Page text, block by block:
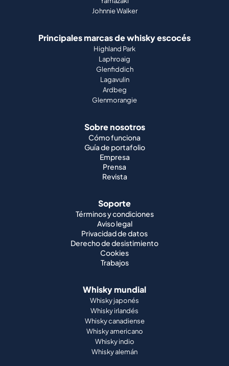
Johnnie Walker
Principales marcas de whisky escocés
Highland Park
Laphroaig
Glenfiddich
Lagavulin
Ardbeg
Glenmorangie
Sobre nosotros
Cómo funciona
Guía de portafolio
Empresa
Prensa
Revista
Soporte
Términos y condiciones
Aviso legal
Privacidad de datos
Derecho de desistimiento
Cookies
Trabajos
Whisky mundial
Whisky japonés
Whisky irlandés
Whisky canadiense
Whisky americano
Whisky indio
Whisky alemán